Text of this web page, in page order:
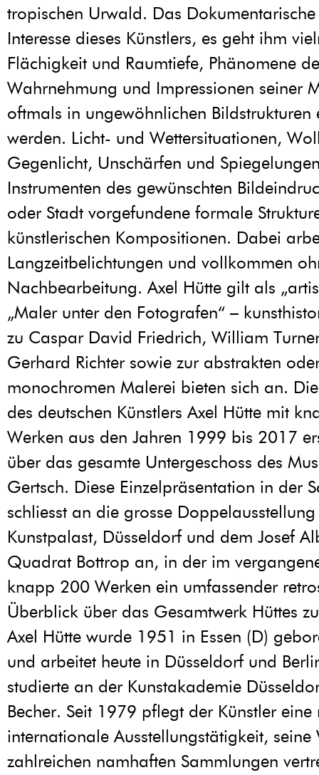
tropischen Urwald. Das
Interesse dieses Künstlers, es geht ihm
Flächigkeit und Raumtiefe, Phänomene
Wahrnehmung und Impressionen seiner
oftmals in ungewöhnlichen Bildstrukturen
werden. Licht- und Wettersituationen,
Gegenlicht, Unschärfen und
Instrumenten des gewünschten
oder Stadt vorgefundene formale
künstlerischen Kompositionen. Dabei
Langzeitbelichtungen und vollkommen
Nachbearbeitung. Axel Hütte gilt als
„Maler unter den Fotografen“ –
zu Caspar David Friedrich, William
Gerhard Richter sowie zur abstrakten
monochromen Malerei bieten sich an.
des deutschen Künstlers Axel Hütte mit
Werken aus den Jahren 1999 bis 2017
über das gesamte Untergeschoss des
Gertsch. Diese Einzelpräsentation in der
schliesst an die grosse
Kunstpalast, Düsseldorf und dem Josef
Quadrat Bottrop an, in der im
knapp 200 Werken ein umfassender
Überblick über das Gesamtwerk Hüttes
Axel Hütte wurde 1951 in Essen (D)
und arbeitet heute in Düsseldorf und
studierte an der Kunstakademie
Becher. Seit 1979 pflegt der Künstler eine
internationale Ausstellungstätigkeit, seine
zahlreichen namhaften Sammlungen